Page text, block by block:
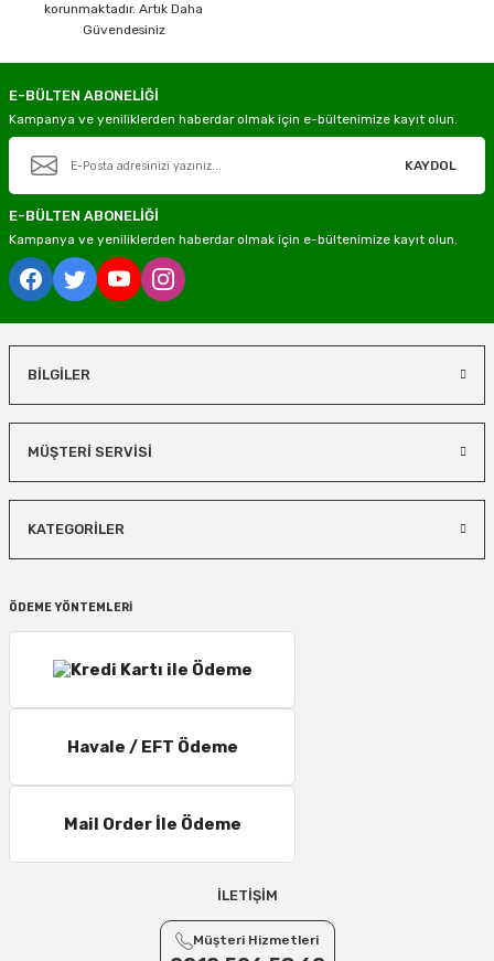
korunmaktadır. Artık Daha
Güvendesiniz
E-BÜLTEN ABONELİĞİ
Kampanya ve yeniliklerden haberdar olmak için e-bültenimize kayıt olun.
KAYDOL
E-BÜLTEN ABONELİĞİ
Kampanya ve yeniliklerden haberdar olmak için e-bültenimize kayıt olun.
BİLGİLER
MÜŞTERİ SERVİSİ
KATEGORİLER
ÖDEME YÖNTEMLERİ
Havale / EFT Ödeme
Mail Order İle Ödeme
İLETİŞİM
Müşteri Hizmetleri